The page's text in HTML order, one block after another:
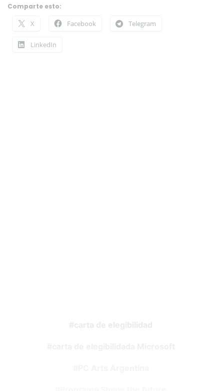
Comparte esto:
X Facebook Telegram
LinkedIn